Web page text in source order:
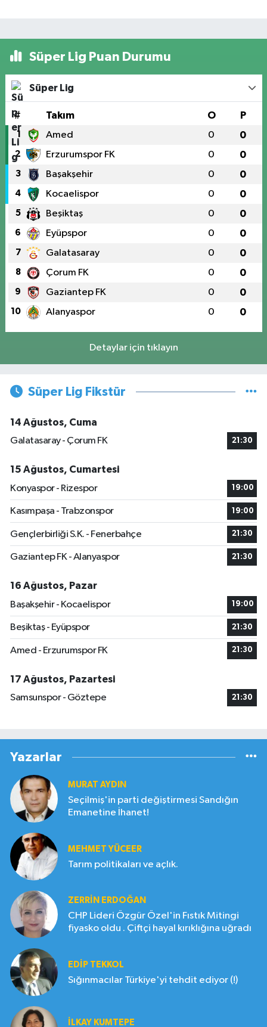
Süper Lig Puan Durumu
Süper Lig
# Takım O P
1 Amed 0 0
2 Erzurumspor FK 0 0
3 Başakşehir 0 0
4 Kocaelispor 0 0
5 Beşiktaş 0 0
6 Eyüpspor 0 0
7 Galatasaray 0 0
8 Çorum FK 0 0
9 Gaziantep FK 0 0
10 Alanyaspor 0 0
Detaylar için tıklayın
Süper Lig Fikstür
14 Ağustos, Cuma
Galatasaray - Çorum FK
21:30
15 Ağustos, Cumartesi
Konyaspor - Rizespor
19:00
Kasımpaşa - Trabzonspor 19:00
Gençlerbirliği S.K. - Fenerbahçe 21:30
Gaziantep FK - Alanyaspor 21:30
16 Ağustos, Pazar
Başakşehir - Kocaelispor
19:00
Beşiktaş - Eyüpspor 21:30
Amed - Erzurumspor FK 21:30
17 Ağustos, Pazartesi
Samsunspor - Göztepe
21:30
Yazarlar
MURAT AYDIN
Seçilmiş'in parti değiştirmesi Sandığın
Emanetine İhanet!
MEHMET YÜCEER
Tarım politikaları ve açlık.
ZERRIN ERDOĞAN
CHP Lideri Özgür Özel'in Fıstık Mitingi
fiyasko oldu . Çiftçi hayal kırıklığına uğradı
EDIP TEKKOL
Sığınmacılar Türkiye'yi tehdit ediyor (!)
İLKAY KUMTEPE